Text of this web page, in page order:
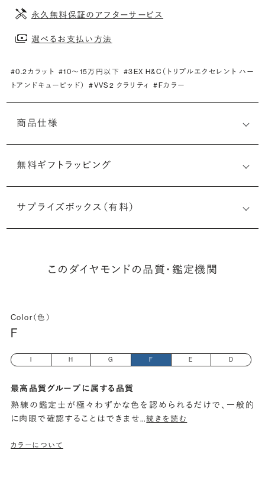
永久無料保証のアフターサービス
選べるお支払い方法
#0.2カラット #10〜15万円以下 #3EX H&C（トリプルエクセレント ハー
トアンドキューピッド）
#VVS2 クラリティ #Fカラー
商品仕様
無料ギフトラッピング
サプライズボックス（有料）
このダイヤモンドの品質・鑑定機関
Color（色）
F
H G F E D
最高品質グループに属する品質
熟練の鑑定士が極々わずかな色を認められるだけで、一般的
に肉眼で確認することはできませ…続きを読む
カラーについて